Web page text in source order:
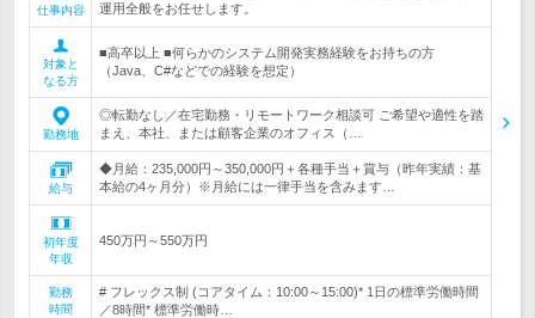
仕事内容
運用全般をお任せします。
対象と
なる方
■高卒以上 ■何らかのシステム開発実務経験をお持ちの方
（Java、C#などでの経験を想定）
勤務地
◎転勤なし／在宅勤務・リモートワーク相談可 ご希望や適性を踏
まえ、本社、または顧客企業のオフィス（…
給与
◆月給：235,000円～350,000円＋各種手当＋賞与（昨年実績：基
本給の4ヶ月分）※月給には一律手当を含みます…
初年度
年収
450万円～550万円
勤務
時間
# フレックス制 (コアタイム：10:00～15:00)* 1日の標準労働時間
／8時間* 標準労働時…